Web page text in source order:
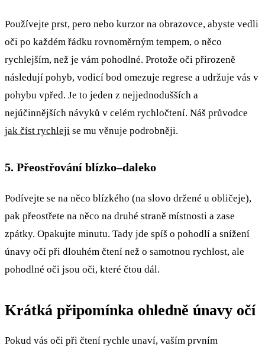
Používejte prst, pero nebo kurzor na obrazovce, abyste vedli
oči po každém řádku rovnoměrným tempem, o něco
rychlejším, než je vám pohodlné. Protože oči přirozeně
následují pohyb, vodicí bod omezuje regrese a udržuje vás v
pohybu vpřed. Je to jeden z nejjednodušších a
nejúčinnějších návyků v celém rychločtení. Náš průvodce
jak číst rychleji se mu věnuje podrobněji.
5. Přeostřování blízko–daleko
Podívejte se na něco blízkého (na slovo držené u obličeje),
pak přeostřete na něco na druhé straně místnosti a zase
zpátky. Opakujte minutu. Tady jde spíš o pohodlí a snížení
únavy očí při dlouhém čtení než o samotnou rychlost, ale
pohodlné oči jsou oči, které čtou dál.
Krátká připomínka ohledně únavy očí
Pokud vás oči při čtení rychle unaví, vaším prvním